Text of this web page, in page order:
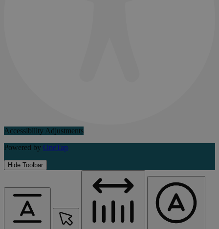
Accessibility Adjustments
Powered by OneTap
Hide Toolbar